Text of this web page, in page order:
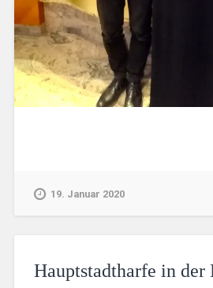
19. Januar 2020
Hauptstadtharfe in